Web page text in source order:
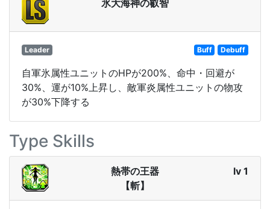
氷大海神の叡智
Leader Buff Debuff
自軍氷属性ユニットのHPが200%、命中・回避が
30%、運が10%上昇し、敵軍炎属性ユニットの物攻
が30%下降する
Type Skills
熱帯の王器
【斬】
lv 1